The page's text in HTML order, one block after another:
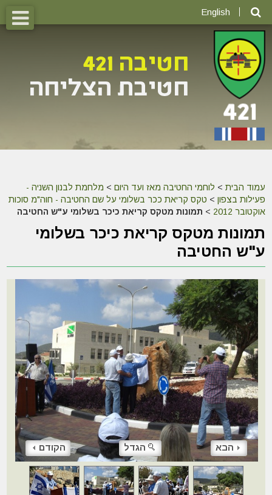
English
עמוד הבית > לוחמי החטיבה מאז ועד היום > מלחמת לבנון השניה -
פעילות בצפון > טקס קריאת ככר בשלומי על שם החטיבה - חוה"מ סוכות
אוקטובר 2012
> תמונות מטקס קריאת כיכר בשלומי ע"ש החטיבה
תמונות מטקס קריאת כיכר בשלומי
ע"ש החטיבה
הקודם הגדל הבא